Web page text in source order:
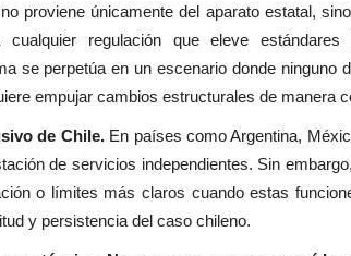
proviene únicamente del aparato estatal,
regulación que eleve estándares
se perpetúa en un escenario donde
empujar cambios estructurales de manera
de Chile. En países como Argentina,
de servicios independientes. Sin
o límites más claros cuando estas
y persistencia del caso chileno.